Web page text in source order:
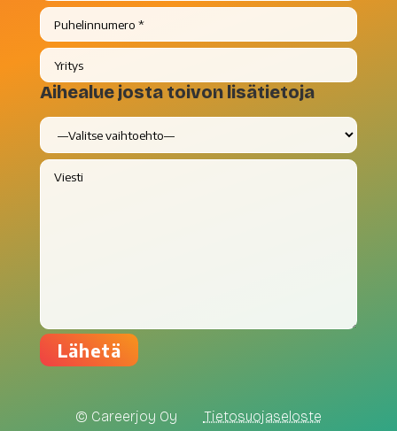
Aihealue josta toivon lisätietoja
© Careerjoy Oy Tietosuojaseloste